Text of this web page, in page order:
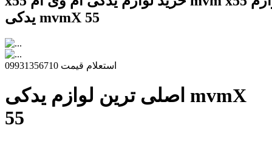
یدکی mvmX 55
استعلام قیمت 09931356710
اصلی ترین لوازم یدکی mvmX
55